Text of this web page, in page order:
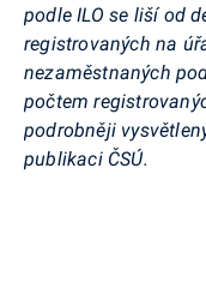
podle ILO se liší od
registrovaných na
nezaměstnaných
počtem
podrobněji
publikaci ČSÚ.